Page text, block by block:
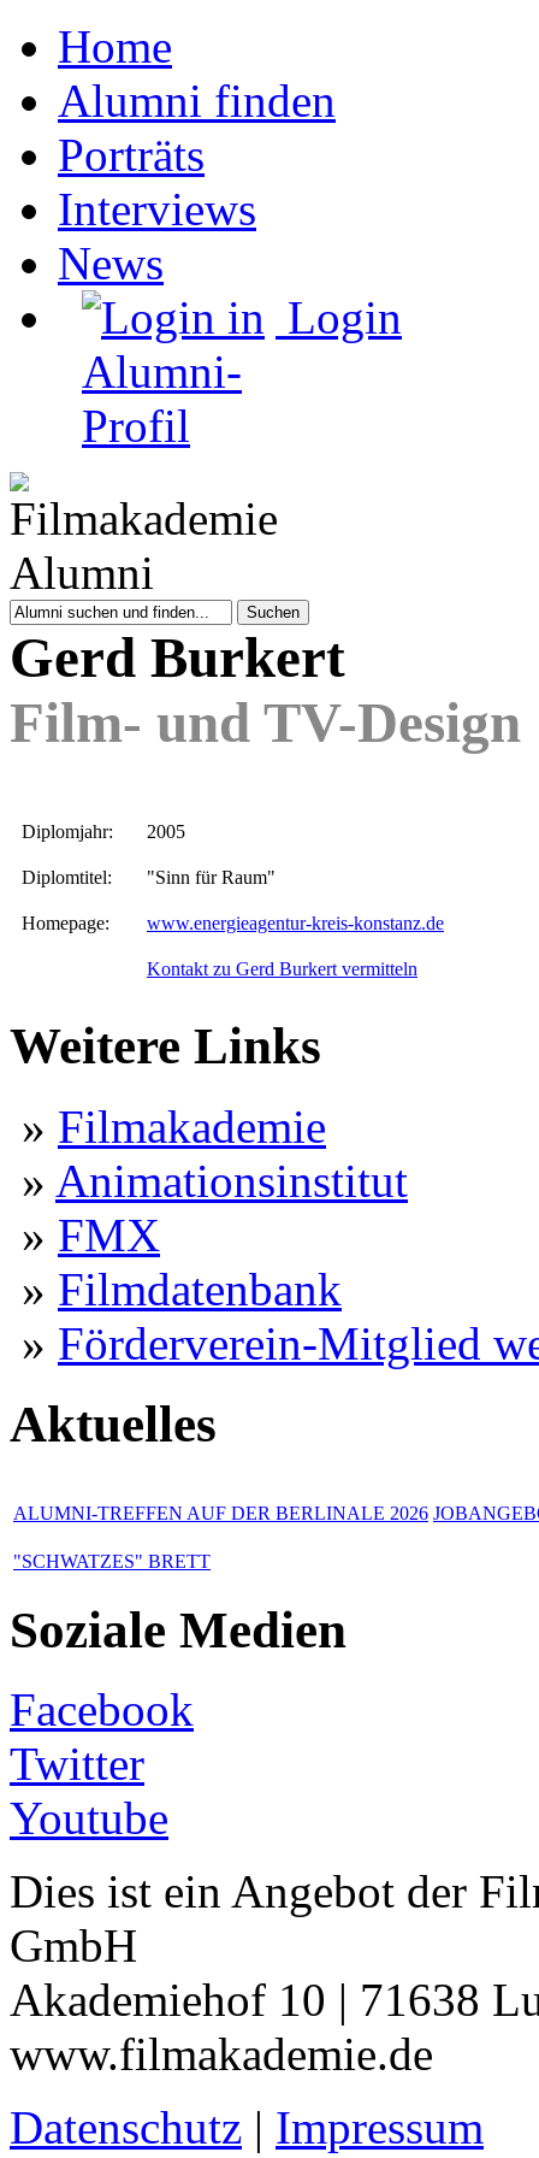
Home
Alumni finden
Porträts
Interviews
News
Login
Gerd Burkert
Film- und TV-Design
Diplomjahr: 2005
Diplomtitel: "Sinn für Raum"
Homepage: www.energieagentur-kreis-konstanz.de
Kontakt zu Gerd Burkert vermitteln
Weitere Links
» Filmakademie
» Animationsinstitut
» FMX
» Filmdatenbank
» Förderverein-Mitglied
Aktuelles
ALUMNI-TREFFEN AUF DER BERLINALE 2026
"SCHWATZES" BRETT
Soziale Medien
Facebook
Twitter
Youtube
Dies ist ein Angebot der
GmbH
Akademiehof 10 | 71638
www.filmakademie.de
Datenschutz | Impressum